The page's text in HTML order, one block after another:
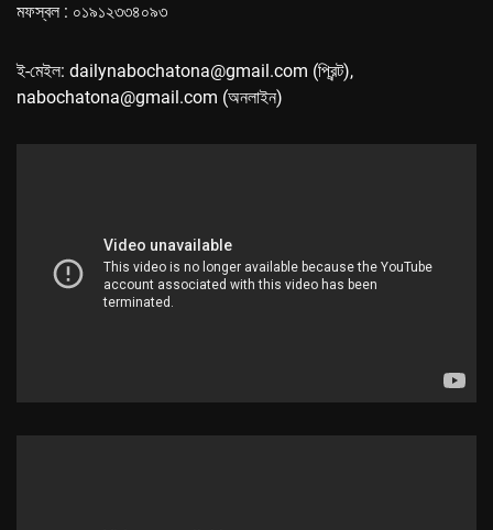
মফস্বল : ০১৯১২৩৩৪০৯৩
ই-মেইল: dailynabochatona@gmail.com (প্রিন্ট),
nabochatona@gmail.com (অনলাইন)